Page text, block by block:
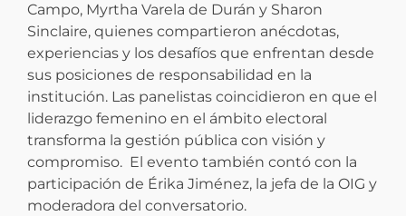
Campo, Myrtha Varela de Durán y Sharon
Sinclaire, quienes compartieron anécdotas,
experiencias y los desafíos que enfrentan desde
sus posiciones de responsabilidad en la
institución. Las panelistas coincidieron en que el
liderazgo femenino en el ámbito electoral
transforma la gestión pública con visión y
compromiso. El evento también contó con la
participación de Érika Jiménez, la jefa de la OIG y
moderadora del conversatorio.